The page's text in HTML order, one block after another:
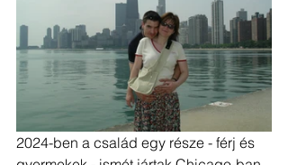
2024-ben a család egy része - férj és